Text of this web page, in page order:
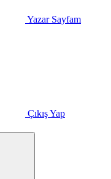
Yazar Sayfam
Çıkış Yap